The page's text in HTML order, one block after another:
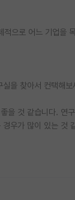
으로 어느 기업을
을 찾아서 컨택해
을 것 같습니다. 연
우가 많이 있는 것